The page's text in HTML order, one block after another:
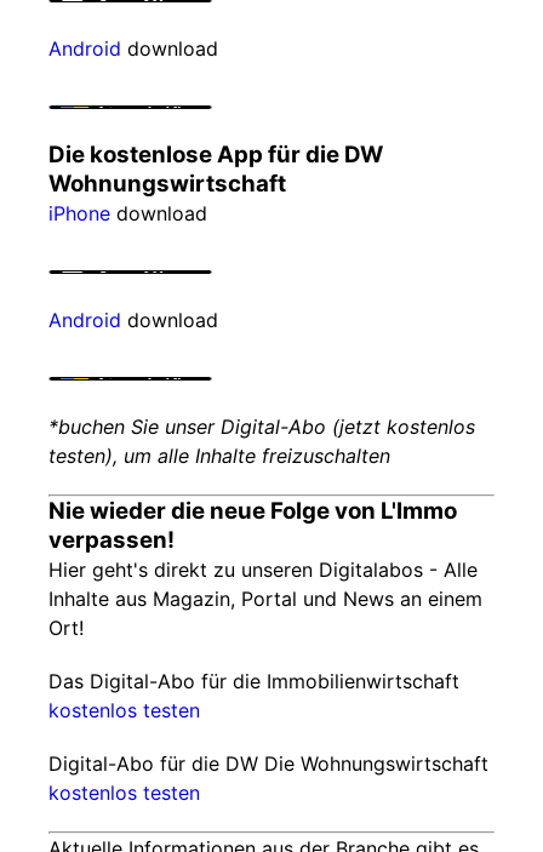
Android download
Die kostenlose App für die DW
Wohnungswirtschaft
iPhone download
Android download
*buchen Sie unser Digital-Abo (jetzt kostenlos
testen), um alle Inhalte freizuschalten
Nie wieder die neue Folge von L'Immo
verpassen!
Hier geht's direkt zu unseren Digitalabos - Alle
Inhalte aus Magazin, Portal und News an einem
Ort!
Das Digital-Abo für die Immobilienwirtschaft
kostenlos testen
Digital-Abo für die DW Die Wohnungswirtschaft
kostenlos testen